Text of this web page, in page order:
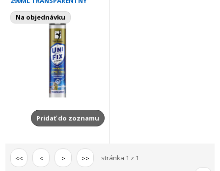
Na objednávku
Pridať do zoznamu
<< < > >> stránka 1 z 1